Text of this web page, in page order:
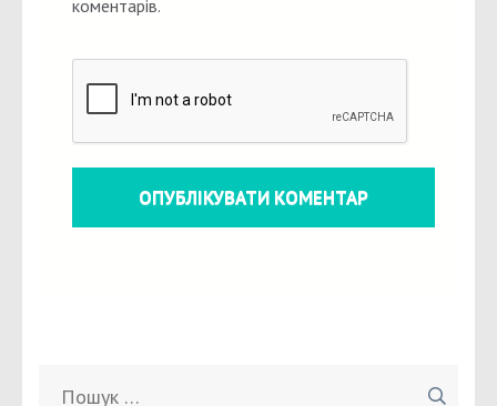
коментарів.